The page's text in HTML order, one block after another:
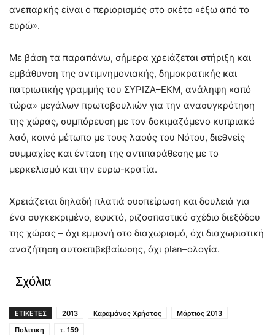
ανεπαρκής είναι ο περιορισμός στο σκέτο «έξω από το
ευρώ».
Με βάση τα παραπάνω, σήμερα χρειάζεται στήριξη και
εμβάθυνση της αντιμνημονιακής, δημοκρατικής και
πατριωτικής γραμμής του ΣΥΡΙΖΑ–ΕΚΜ, ανάληψη «από
τώρα» μεγάλων πρωτοβουλιών για την ανασυγκρότηση
της χώρας, συμπόρευση με τον δοκιμαζόμενο κυπριακό
λαό, κοινό μέτωπο με τους λαούς του Νότου, διεθνείς
συμμαχίες και ένταση της αντιπαράθεσης με το
μερκελισμό και την ευρω-κρατία.
Χρειάζεται δηλαδή πλατιά συσπείρωση και δουλειά για
ένα συγκεκριμένο, εφικτό, ριζοσπαστικό σχέδιο διεξόδου
της χώρας – όχι εμμονή στο διαχωρισμό, όχι διαχωριστική
αναζήτηση αυτοεπιβεβαίωσης, όχι plan–ολογία.
Σχόλια
ΕΤΙΚΕΤΕΣ 2013 Καραμάνος Χρήστος
Μάρτιος 2013
Πολιτικη
τ. 159